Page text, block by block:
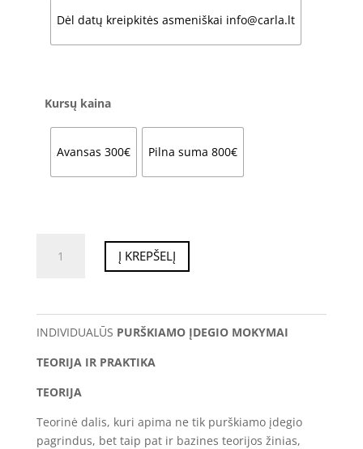
Dėl datų kreipkitės asmeniškai info@carla.lt
Kursų kaina
Avansas 300€ Pilna suma 800€
kiekis:
Į KREPŠELĮ
INDIVIDUALŪS PURŠKIAMO ĮDEGIO MOKYMAI
TEORIJA IR PRAKTIKA
TEORIJA
Teorinė dalis, kuri apima ne tik purškiamo įdegio
pagrindus, bet taip pat ir bazines teorijos žinias,